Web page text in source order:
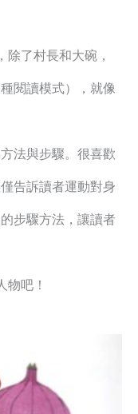
了村長和大碗，
閱讀模式），就像
法與步驟。很喜歡
告訴讀者運動對身
步驟方法，讓讀者
吧！